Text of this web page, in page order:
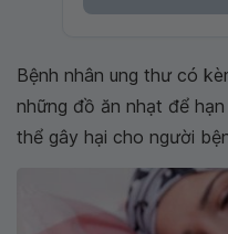
Bệnh nhân ung thư có
những đồ ăn nhạt để
thể gây hại cho người